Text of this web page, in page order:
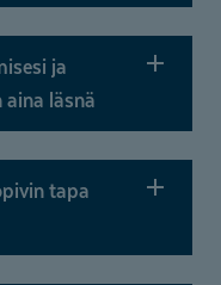
ja
aina läsnä
tapa